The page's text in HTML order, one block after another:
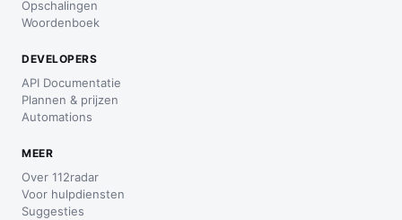
Opschalingen
Woordenboek
DEVELOPERS
API Documentatie
Plannen & prijzen
Automations
MEER
Over 112radar
Voor hulpdiensten
Suggesties